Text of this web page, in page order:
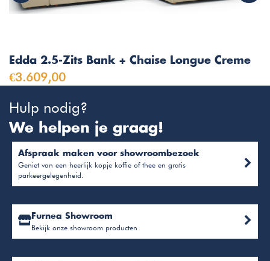
Edda 2.5-Zits Bank + Chaise Longue Creme
€3.609,00
Hulp nodig?
We helpen je graag!
Afspraak maken voor showroombezoek
Geniet van een heerlijk kopje koffie of thee en gratis
parkeergelegenheid.
Furnea Showroom
Bekijk onze showroom producten